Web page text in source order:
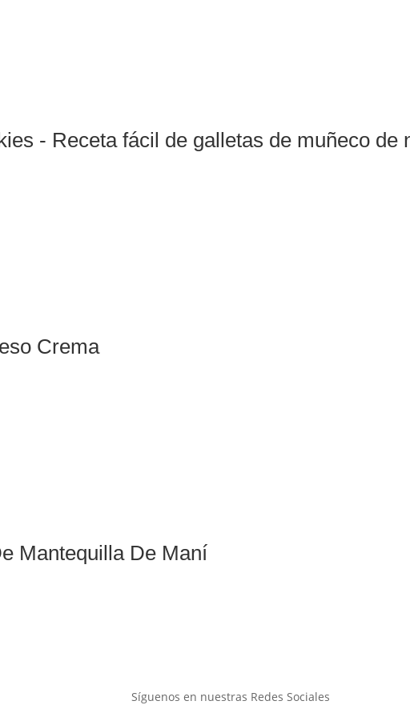
- Receta fácil de galletas de muñeco de
Crema
Mantequilla De Maní
Síguenos en nuestras Redes Sociales